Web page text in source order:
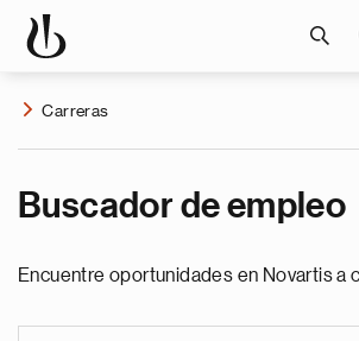
Carreras
Buscador de empleo
Encuentre oportunidades en Novartis a